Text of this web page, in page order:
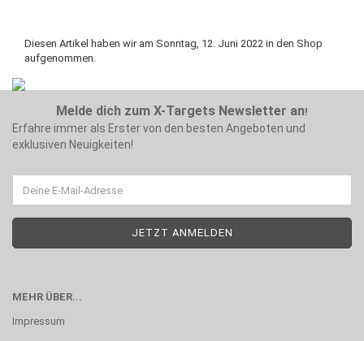
Diesen Artikel haben wir am Sonntag, 12. Juni 2022 in den Shop
aufgenommen.
Melde dich zum X-Targets Newsletter an!
Erfahre immer als Erster von den besten Angeboten und
exklusiven Neuigkeiten!
MEHR ÜBER...
Impressum